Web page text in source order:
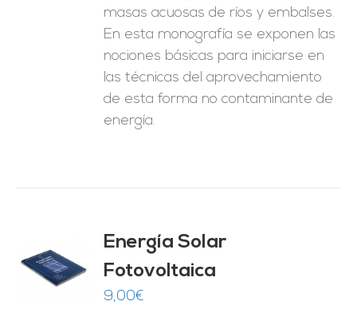
masas acuosas de ríos y embalses.
En esta monografía se exponen las
nociones básicas para iniciarse en
las técnicas del aprovechamiento
de esta forma no contaminante de
energía.
Energía Solar
Fotovoltaica
9,00€